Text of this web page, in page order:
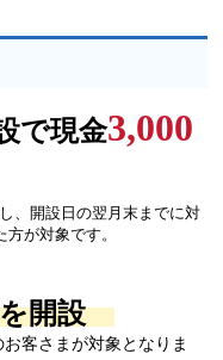
で現金3,000
、開設日の翌月末までに対
が対象です。
を開設
客さまが対象となりま